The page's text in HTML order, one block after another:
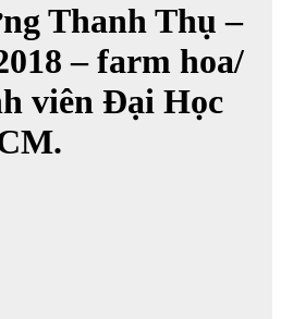
Thanh Thụ –
– farm hoa/
viên Đại Học